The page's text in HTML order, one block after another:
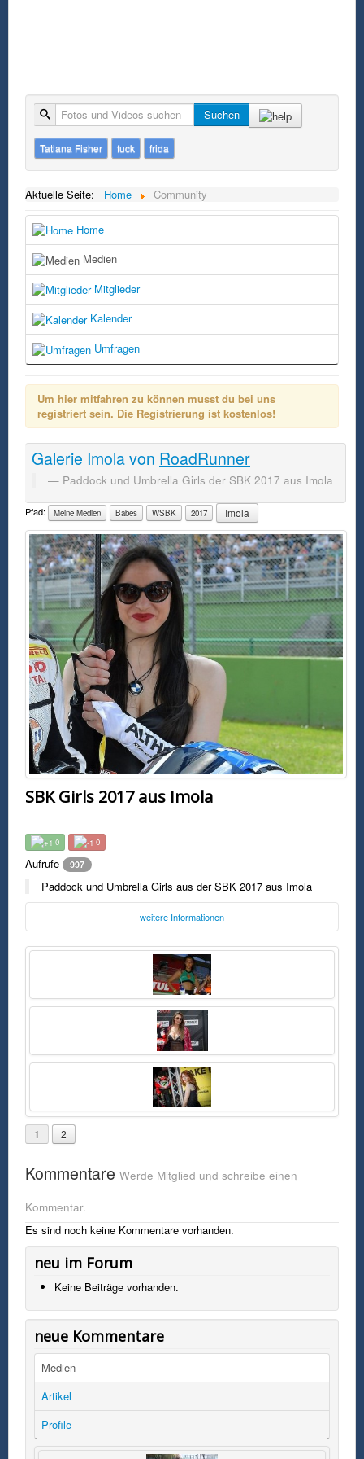
Suche Suchen
Tatiana Fisher fuck frida
Aktuelle Seite: Home Community
Home
Medien
Mitglieder
Kalender
Umfragen
Um hier mitfahren zu können musst du bei uns
registriert sein. Die Registrierung ist kostenlos!
Galerie Imolavon RoadRunner
Paddock und Umbrella Girls der SBK 2017 aus Imola
Pfad: Meine Medien Babes WSBK 2017 Imola
SBK Girls 2017 aus Imola
0 0
Aufrufe 997
Paddock und Umbrella Girls aus der SBK 2017 aus Imola
weitere Informationen
Foto:Unbekannt
Freitag, 16. Juni 2017 16:09 Uhr
Paddock und Umbrella Girls aus der SBK 2017 aus Imola
1 2
Kommentare Werde Mitglied und schreibe einen
Kommentar.
Es sind noch keine Kommentare vorhanden.
neu im Forum
Keine Beiträge vorhanden.
neue Kommentare
Medien
Artikel
Profile